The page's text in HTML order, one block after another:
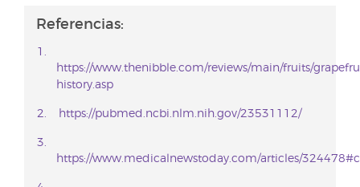
Referencias:
https://www.thenibble.com/reviews/main/fruits/
history.asp
https://pubmed.ncbi.nlm.nih.gov/23531112/
https://www.medicalnewstoday.com/articles/